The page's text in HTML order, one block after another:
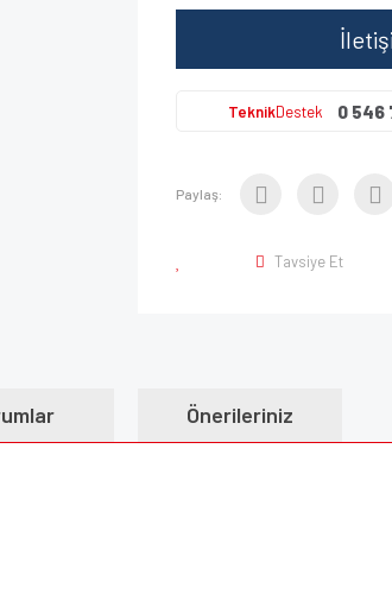
TeknikDestek 0 546
Paylaş:
Tavsiye Et
Önerileriniz